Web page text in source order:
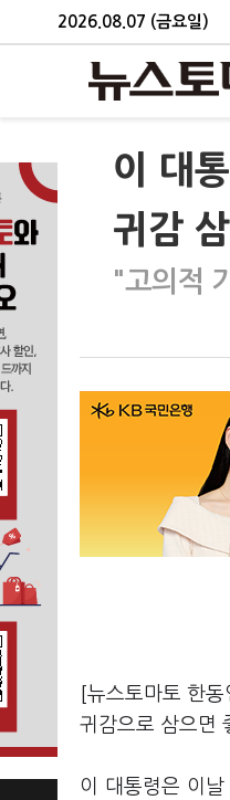
2026.08.07 (금요일)
이 대
귀감
"고의적
[뉴스토마토 한
귀감으로 삼으면
이 대통령은 이